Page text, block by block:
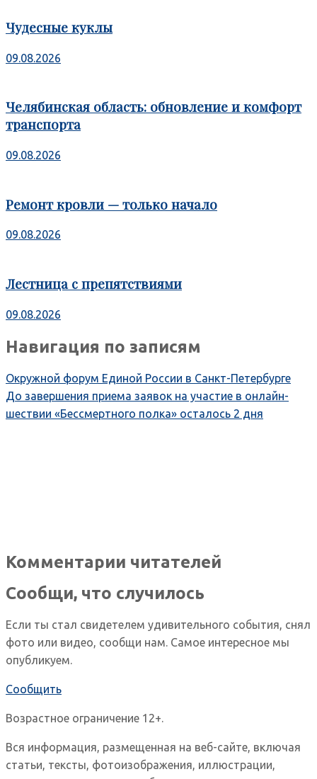
Чудесные куклы
09.08.2026
Челябинская область: обновление и комфорт
транспорта
09.08.2026
Ремонт кровли — только начало
09.08.2026
Лестница с препятствиями
09.08.2026
Навигация по записям
Окружной форум Единой России в Санкт-Петербурге
До завершения приема заявок на участие в онлайн-
шествии «Бессмертного полка» осталось 2 дня
Комментарии читателей
Сообщи, что случилось
Если ты стал свидетелем удивительного события, снял
фото или видео, сообщи нам. Самое интересное мы
опубликуем.
Сообщить
Возрастное ограничение 12+.
Вся информация, размещенная на веб-сайте, включая
статьи, тексты, фотоизображения, иллюстрации,